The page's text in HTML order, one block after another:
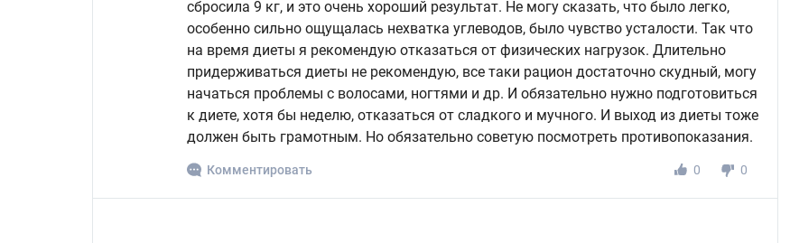
сбросила 9 кг, и это очень хороший результат. Не могу сказать, что было легко,
особенно сильно ощущалась нехватка углеводов, было чувство усталости. Так что
на время диеты я рекомендую отказаться от физических нагрузок. Длительно
придерживаться диеты не рекомендую, все таки рацион достаточно скудный, могу
начаться проблемы с волосами, ногтями и др. И обязательно нужно подготовиться
к диете, хотя бы неделю, отказаться от сладкого и мучного. И выход из диеты тоже
должен быть грамотным. Но обязательно советую посмотреть противопоказания.
Комментировать 0 0